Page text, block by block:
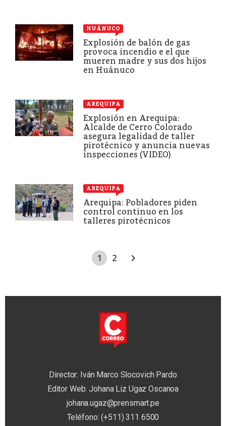
HUÁNUCO
Explosión de balón de gas
provoca incendio e el que
mueren madre y sus dos hijos
en Huánuco
AREQUIPA
Explosión en Arequipa:
Alcalde de Cerro Colorado
asegura legalidad de taller
pirotécnico y anuncia nuevas
inspecciones (VIDEO)
AREQUIPA
Arequipa: Pobladores piden
control continuo en los
talleres pirotécnicos
1 2
Director: Iván Marco Slocovich Pardo
Editor Web: Johana Liz Ugaz Oscanoa
johana.ugaz@prensmart.pe
Teléfono: (+511) 311 6500